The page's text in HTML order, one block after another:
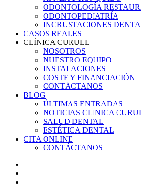
ODONTOLOGÍA
ODONTOPEDIATRÍA
INCRUSTACIONES
CASOS REALES
CLÍNICA CURULL
NOSOTROS
NUESTRO EQUIPO
INSTALACIONES
COSTE Y FINANCIACIÓN
CONTÁCTANOS
BLOG
ÚLTIMAS ENTRADAS
NOTICIAS CLÍNICA
SALUD DENTAL
ESTÉTICA DENTAL
CITA ONLINE
CONTÁCTANOS